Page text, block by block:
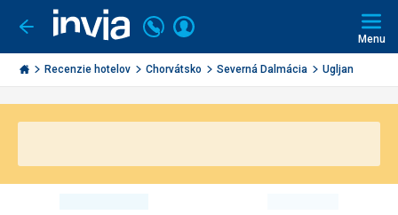
Ísť
späť
Invia.sk
Volajte
+421
2
3221
Prihlásiť
Menu
Recenzie hotelov Chorvátsko Severná Dalmácia Ugljan